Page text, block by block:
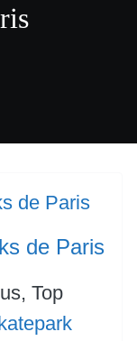
de Paris
Top